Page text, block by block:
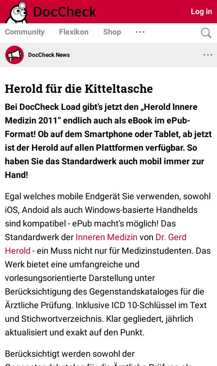
Log in
Community Flexikon Shop
DocCheck News
Herold für die Kitteltasche
Bei DocCheck Load gibt’s jetzt den „Herold Innere
Medizin 2011“ endlich auch als eBook im ePub-
Format! Ob auf dem Smartphone oder Tablet, ab jetzt
ist der Herold auf allen Plattformen verfügbar. So
haben Sie das Standardwerk auch mobil immer zur
Hand!
Egal welches mobile Endgerät Sie verwenden, sowohl
iOS, Andoid als auch Windows-basierte Handhelds
sind kompatibel - ePub macht's möglich! Das
Standardwerk der Inneren Medizin von Dr. Gerd
Herold - ein Muss nicht nur für Medizinstudenten. Das
Werk bietet eine umfangreiche und
vorlesungsorientierte Darstellung unter
Berücksichtigung des Gegenstandskataloges für die
Ärztliche Prüfung. Inklusive ICD 10-Schlüssel im Text
und Stichwortverzeichnis. Klar gegliedert, jährlich
aktualisiert und exakt auf den Punkt.
Berücksichtigt werden sowohl der